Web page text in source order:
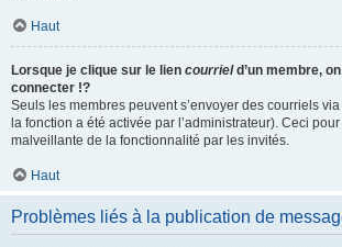
Haut
Lorsque je clique sur le lien courrield’un membre,
connecter !?
Seuls les membres peuvent s’envoyer des courriels
la fonction a été activée par l’administrateur). Ceci
malveillante de la fonctionnalité par les invités.
Haut
Problèmes liés à la publication de